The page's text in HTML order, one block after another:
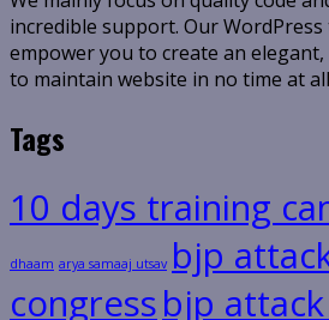
incredible support. Our
empower you to create an
to maintain website in no time at
Tags
10 days training
dhaam arya samaaj utsav bjp
congressbjp